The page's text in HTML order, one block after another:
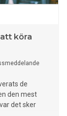
köra
de
den mest
det sker